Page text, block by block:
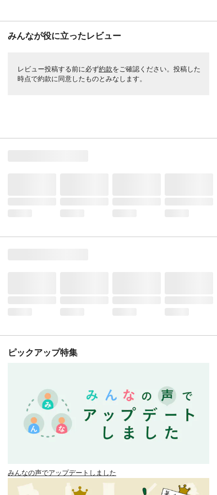
みんなが役に立ったレビュー
レビュー投稿する前に必ず約款をご確認ください。投稿した
時点で約款に同意したものとみなします。
ピックアップ特集
みんなの声でアップデートしました